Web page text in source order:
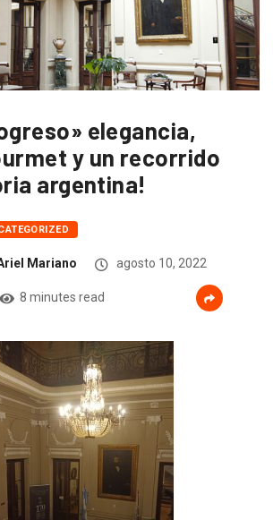
elegancia,
y un recorrido
argentina!
Mariano agosto 10, 2022
8 minutes read